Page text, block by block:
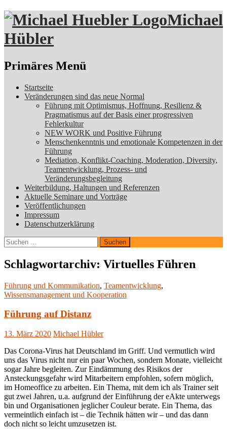
Michael
Hübler
Suchen
Primäres Menü
Zum
Inhalt
Startseite
Veränderungen sind das neue Normal
Führung mit Optimismus, Hoffnung, Resilienz &
Pragmatismus auf der Basis einer progressiven
Fehlerkultur
NEW WORK und Positive Führung
Menschenkenntnis und emotionale Kompetenzen in der
Führung
Mediation, Konflikt-Coaching, Moderation, Diversity,
Teamentwicklung, Prozess- und
Veränderungsbegleitung
Weiterbildung, Haltungen und Referenzen
Aktuelle Seminare und Vorträge
Veröffentlichungen
Impressum
Datenschutzerklärung
Suchen
nach:
Schlagwortarchiv: Virtuelles Führen
Führung und Kommunikation, Teamentwicklung,
Wissensmanagement und Kooperation
Führung auf Distanz
13. März 2020 Michael Hübler
Das Corona-Virus hat Deutschland im Griff. Und vermutlich wird
uns das Virus nicht nur ein paar Wochen, sondern Monate, vielleicht
sogar Jahre begleiten. Zur Eindämmung des Risikos der
Ansteckungsgefahr wird Mitarbeitern empfohlen, sofern möglich,
im Homeoffice zu arbeiten. Ein Thema, mit dem ich als Trainer seit
gut zwei Jahren, u.a. aufgrund der Einführung der eAkte unterwegs
bin und Organisationen jeglicher Couleur berate. Ein Thema, das
vermeintlich einfach ist – die Technik hätten wir – und das dann
doch nicht so leicht umzusetzen ist.